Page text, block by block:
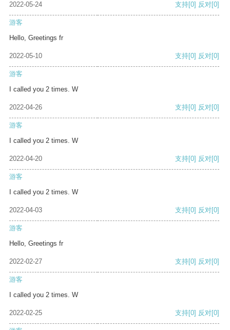
2022-05-24 支持[0] 反对[0]
游客
Hello, Greetings fr
2022-05-10 支持[0] 反对[0]
游客
I called you 2 times. W
2022-04-26 支持[0] 反对[0]
游客
I called you 2 times. W
2022-04-20 支持[0] 反对[0]
游客
I called you 2 times. W
2022-04-03 支持[0] 反对[0]
游客
Hello, Greetings fr
2022-02-27 支持[0] 反对[0]
游客
I called you 2 times. W
2022-02-25 支持[0] 反对[0]